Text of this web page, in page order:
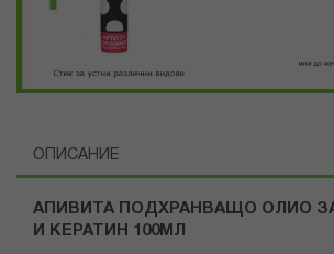
ОПИСАНИЕ
АПИВИТА ПОДХРАНВАЩО ОЛИО
И КЕРАТИН 100МЛ